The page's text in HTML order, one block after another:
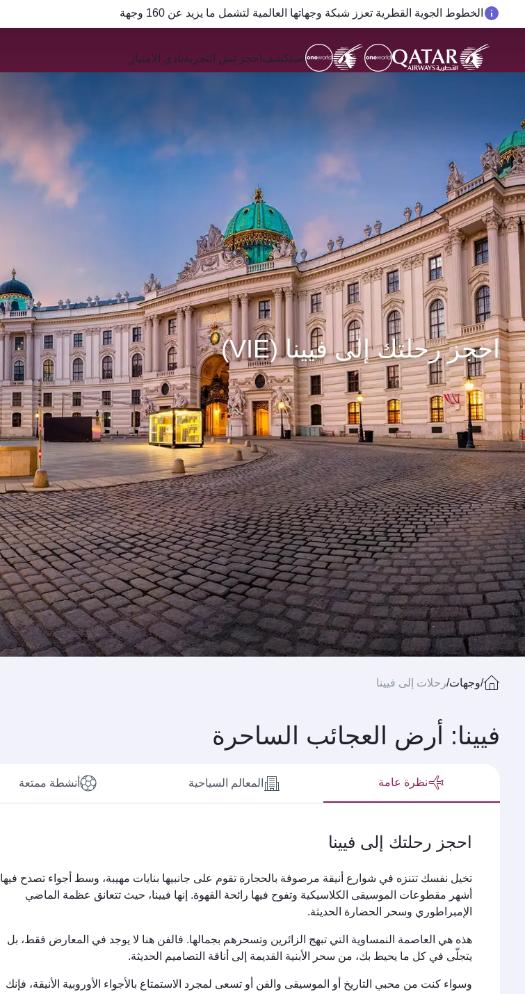
الخطوط الجوية القطرية تعزز شبكة وجهاتها العالمية لتشمل ما يزيد عن 160 وجهة
المسافرون بين الدوحة وأوكلاند على متن الرحلات الجوية رقم QR914 ورقم QR915
استكشف احجز عش التجربةنادي الامتياز
احجز رحلتك إلى فيينا (VIE)
/وجهات/رحلات إلى فيينا
فيينا: أرض العجائب الساحرة
نظرة عامة المعالم السياحية أنشطة ممتعة
احجز رحلتك إلى فيينا
تخيل نفسك تتنزه في شوارع أنيقة مرصوفة بالحجارة تقوم على جانبيها بنايات مهيبة، وسط أجواء تصدح فيها
أشهر مقطوعات الموسيقى الكلاسيكية وتفوح فيها رائحة القهوة. إنها فيينا، حيث تتعانق عظمة الماضي
الإمبراطوري وسحر الحضارة الحديثة.
هذه هي العاصمة النمساوية التي تبهج الزائرين وتسحرهم بجمالها. فالفن هنا لا يوجد في المعارض فقط، بل
يتجلّى في كل ما يحيط بك، من سحر الأبنية القديمة إلى أناقة التصاميم الحديثة.
وسواء كنت من محبي التاريخ أو الموسيقى والفن أو تسعى لمجرد الاستمتاع بالأجواء الأوروبية الأنيقة، فإنك